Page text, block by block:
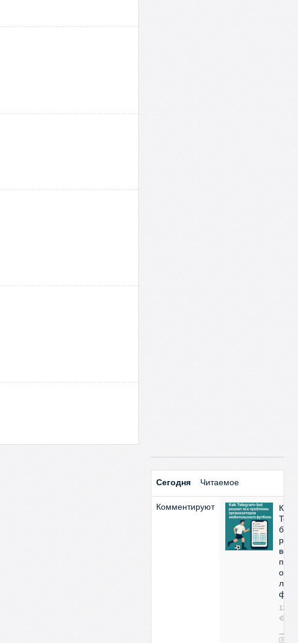
Сегодня Читаемое
Комментируют
Как
бот
все
13:53